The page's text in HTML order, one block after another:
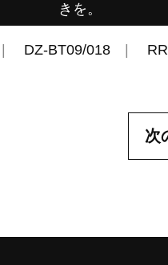
きを。
DZ-BT09/018
次